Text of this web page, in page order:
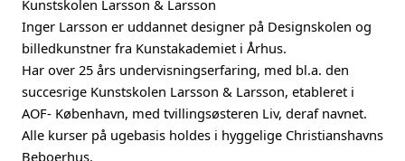
Kunstskolen Larsson & Larsson
Inger Larsson er uddannet designer på Designskolen og
billedkunstner fra Kunstakademiet i Århus.
Har over 25 års un­der­vis­ning­ser­fa­ring, med bl.a. den
succesrige Kunstskolen Larsson & Larsson, etableret i
AOF- København, med tvil­lings­øste­ren Liv, deraf navnet.
Alle kurser på ugebasis holdes i hyggelige Chri­sti­ans­havns
Beboerhus.